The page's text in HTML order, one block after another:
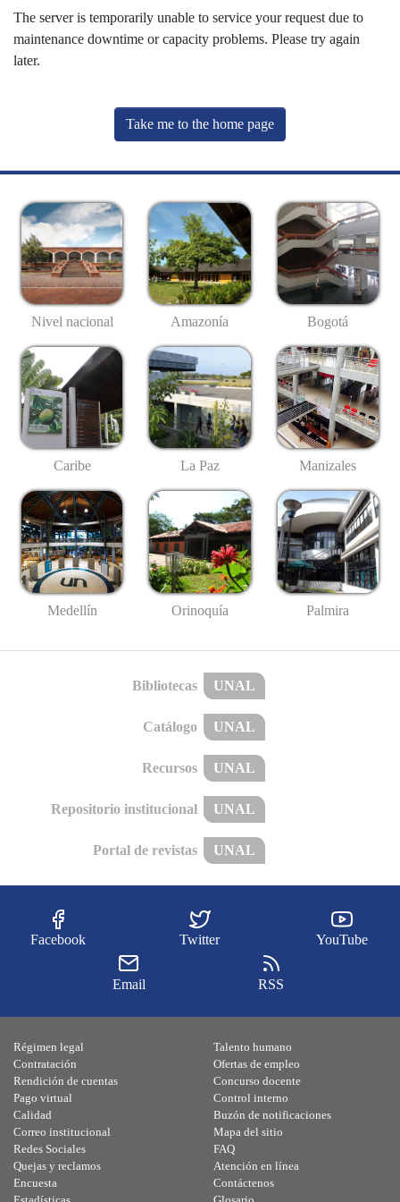
The server is temporarily unable to service your request due to
maintenance downtime or capacity problems. Please try again
later.
Take me to the home page
Nivel nacional Amazonía Bogotá
Caribe La Paz Manizales
Medellín Orinoquía Palmira
Bibliotecas UNAL
Catálogo UNAL
Recursos UNAL
Repositorio institucional UNAL
Portal de revistas UNAL
Facebook Twitter YouTube
Email RSS
Régimen legal
Contratación
Rendición de cuentas
Pago virtual
Calidad
Talento humano
Ofertas de empleo
Concurso docente
Control interno
Buzón de notificaciones
Correo institucional
Redes Sociales
Quejas y reclamos
Encuesta
Mapa del sitio
FAQ
Atención en línea
Contáctenos